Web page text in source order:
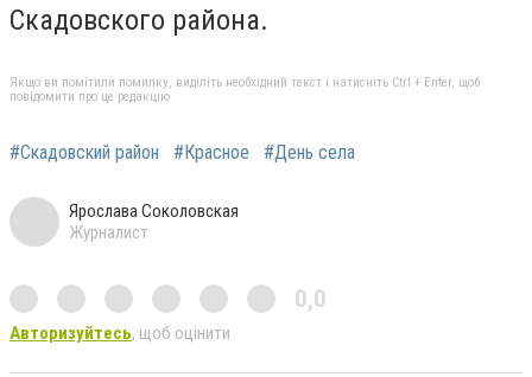
Скадовского района.
Якщо ви помітили помилку, виділіть необхідний текст і натисніть Ctrl + Enter, щоб
повідомити про це редакцію
#Скадовский район #Красное #День села
Ярослава Соколовская
Журналист
0,0
Авторизуйтесь, щоб оцінити